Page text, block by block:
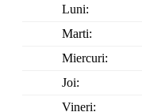
Luni:
Marti:
Miercuri:
Joi:
Vineri: